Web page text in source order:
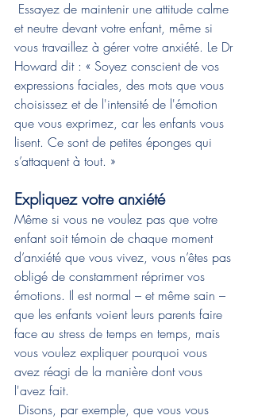
et neutre devant votre enfant, même si
vous travaillez à gérer votre anxiété. Le Dr
Howard dit : « Soyez conscient de vos
expressions faciales, des mots que vous
choisissez et de l'intensité de l'émotion
que vous exprimez, car les enfants vous
lisent. Ce sont de petites éponges qui
s’attaquent à tout. »
Expliquez votre anxiété
Même si vous ne voulez pas que votre
enfant soit témoin de chaque moment
d’anxiété que vous vivez, vous n’êtes pas
obligé de constamment réprimer vos
émotions. Il est normal – et même sain –
que les enfants voient leurs parents faire
face au stress de temps en temps, mais
vous voulez expliquer pourquoi vous
avez réagi de la manière dont vous
l'avez fait.